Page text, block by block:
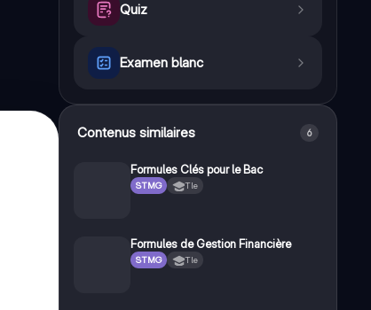
Quiz
Examen blanc
Contenus similaires 6
Formules Clés pour le Bac
STMG Tle
Formules de Gestion Financière
STMG Tle